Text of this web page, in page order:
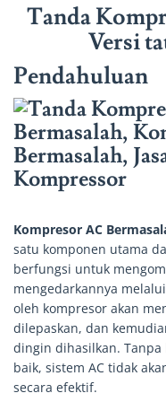
Tanda
Versi
Pendahuluan
Kompresor AC
satu komponen utama
berfungsi untuk
mengedarkannya
oleh kompresor akan
dilepaskan, dan
dingin dihasilkan.
baik, sistem AC tidak
secara efektif.